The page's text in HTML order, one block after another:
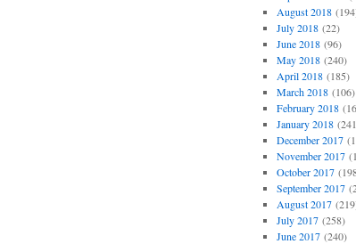
August 2018
July 2018(22)
June 2018(96)
May 2018(240)
April 2018(185)
March 2018(106)
February 2018
January 2018
December 2017
November 2017
October 2017
September 2017
August 2017
July 2017(258)
June 2017(240)